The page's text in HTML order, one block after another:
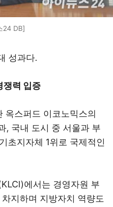
24 DB]
성과다.
쟁력 입증
옥스퍼드 이코노믹스의
, 국내 도시 중 서울과 부
초지자체 1위로 국제적인
에서는 경영자원 부
지하며 지방자치 역량도